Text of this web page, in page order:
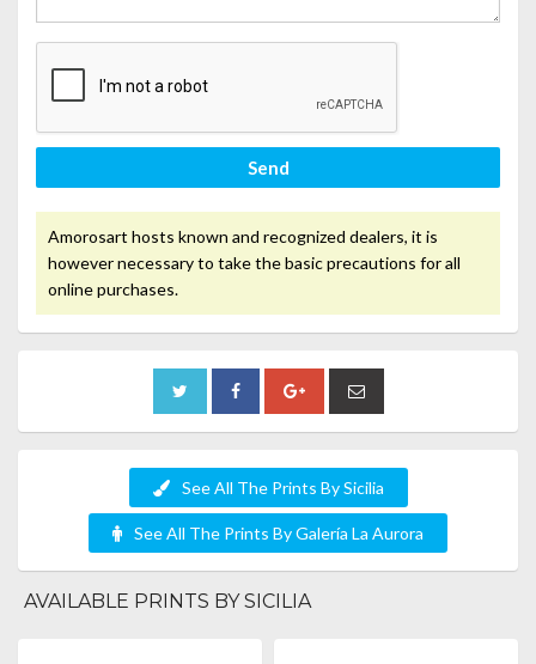
Send
Amorosart hosts known and recognized dealers, it is
however necessary to take the basic precautions for all
online purchases.
See All The Prints By Sicilia
See All The Prints By Galería La Aurora
AVAILABLE PRINTS BY SICILIA